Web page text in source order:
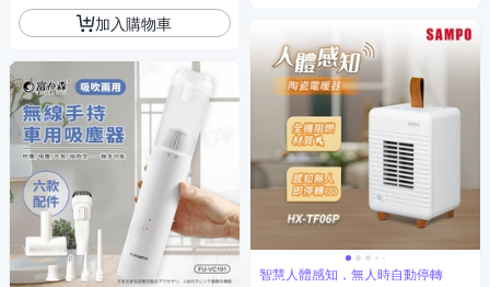
加入購物車
智慧人體感知，無人時自動停轉